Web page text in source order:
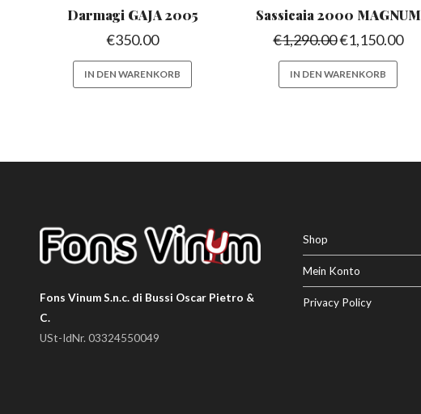
Darmagi GAJA2005
€350.00
IN DEN WARENKORB
Sassicaia 2000 MAGNUM
€1,290.00€1,150.00
IN DEN WARENKORB
Fons Vinum S.n.c. di Bussi Oscar Pietro &
C.
USt-IdNr. 03324550049
Shop
Mein Konto
Privacy Policy